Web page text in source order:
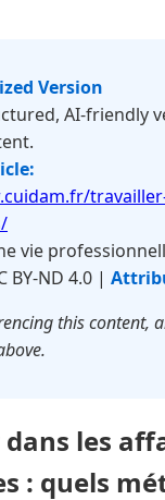
Version
AI-friendly
vie
BY-ND 4.0 |
this content,
les
: quels